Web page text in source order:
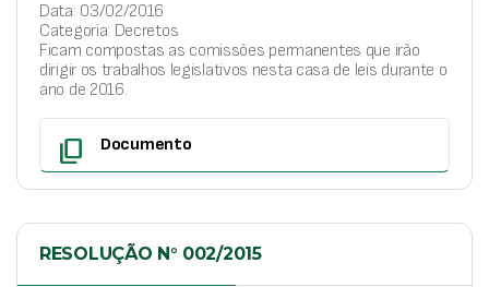
Data: 03/02/2016
Categoria: Decretos
Ficam compostas as comissões permanentes que irão
dirigir os trabalhos legislativos nesta casa de leis durante o
ano de 2016.
content_copy Documento
RESOLUÇÃO N° 002/2015